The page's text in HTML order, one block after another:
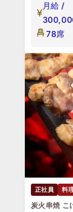
月給 /
78席
正社員 料
炭火串焼 こ